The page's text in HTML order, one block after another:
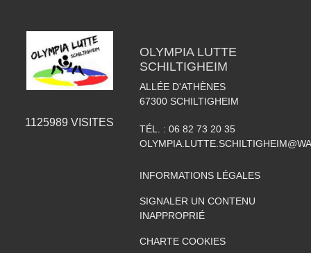
1125989 VISITES
OLYMPIA LUTTE
SCHILTIGHEIM
ALLÉE D'ATHÈNES
67300 SCHILTIGHEIM
TÉL. : 06 82 73 20 35
INFORMATIONS LÉGALES
SIGNALER UN CONTENU
INAPPROPRIÉ
CHARTE COOKIES